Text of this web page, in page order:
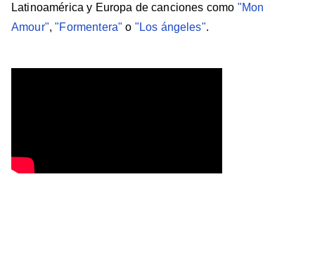
Latinoamérica y Europa de canciones como "Mon
Amour","Formentera" o "Los ángeles".